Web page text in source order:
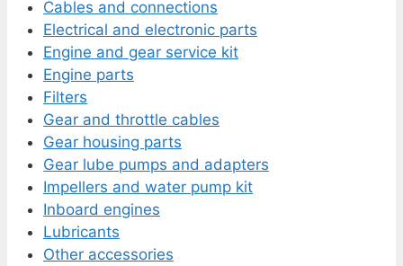
Cables and connections
Electrical and electronic parts
Engine and gear service kit
Engine parts
Filters
Gear and throttle cables
Gear housing parts
Gear lube pumps and adapters
Impellers and water pump kit
Inboard engines
Lubricants
Other accessories